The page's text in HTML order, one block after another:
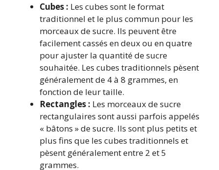
Cubes : Les cubes sont le format
traditionnel et le plus commun pour les
morceaux de sucre. Ils peuvent être
facilement cassés en deux ou en quatre
pour ajuster la quantité de sucre
souhaitée. Les cubes traditionnels pèsent
généralement de 4 à 8 grammes, en
fonction de leur taille.
Rectangles : Les morceaux de sucre
rectangulaires sont aussi parfois appelés
« bâtons » de sucre. Ils sont plus petits et
plus fins que les cubes traditionnels et
pèsent généralement entre 2 et 5
grammes.